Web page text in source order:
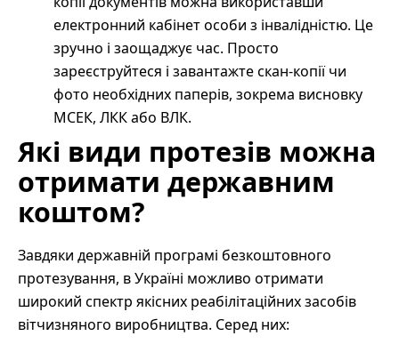
електронний кабінет особи з інвалідністю. Це
зручно і заощаджує час. Просто
зареєструйтеся і завантажте скан-копії чи
фото необхідних паперів, зокрема висновку
МСЕК, ЛКК або ВЛК.
Які види протезів можна
отримати державним
коштом?
Завдяки державній програмі безкоштовного
протезування, в Україні можливо отримати
широкий спектр якісних реабілітаційних засобів
вітчизняного виробництва. Серед них: